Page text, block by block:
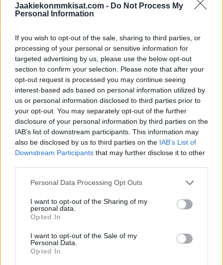
Jaakiekonmmkisat.com - Do Not Process My
Personal Information
If you wish to opt-out of the sale, sharing to third parties, or
processing of your personal or sensitive information for
targeted advertising by us, please use the below opt-out
section to confirm your selection. Please note that after your
opt-out request is processed you may continue seeing
interest-based ads based on personal information utilized by
us or personal information disclosed to third parties prior to
your opt-out. You may separately opt-out of the further
disclosure of your personal information by third parties on the
IAB’s list of downstream participants. This information may
also be disclosed by us to third parties on the IAB’s List of
Downstream Participants that may further disclose it to other
Personal Data Processing Opt Outs
I want to opt-out of the Sharing of my
personal data.
Opted In
I want to opt-out of the Sale of my
Personal Data.
Opted In
selkkauksen keskiössä – MTV: Kyseessä
väärinymmärrys
26.10.2023 18:37